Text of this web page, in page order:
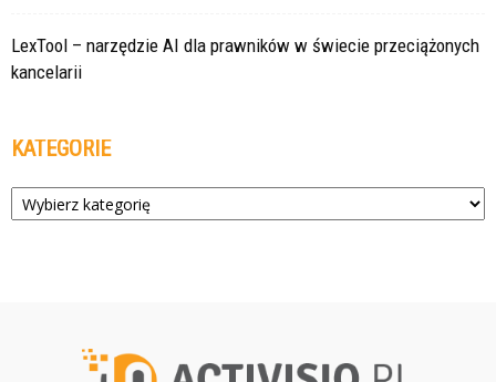
LexTool – narzędzie AI dla prawników w świecie przeciążonych
kancelarii
KATEGORIE
Kategorie